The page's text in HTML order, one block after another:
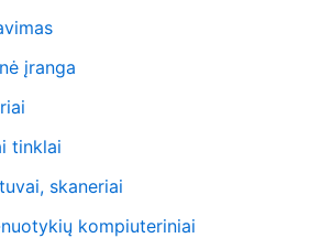
įranga
tinklai
skaneriai
kompiuteriniai